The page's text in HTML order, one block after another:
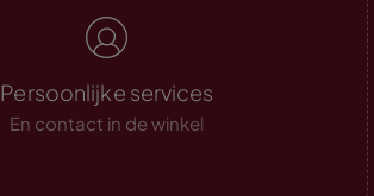
Persoonlijke services
En contact in de winkel